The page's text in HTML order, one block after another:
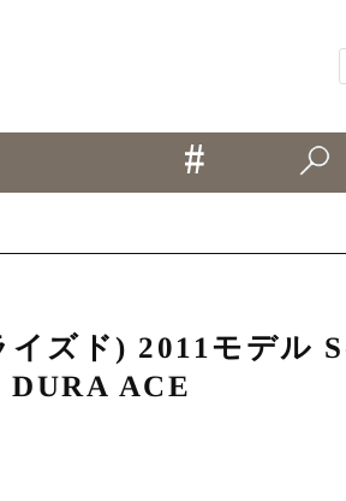
ズド) 2011モデル
ACE